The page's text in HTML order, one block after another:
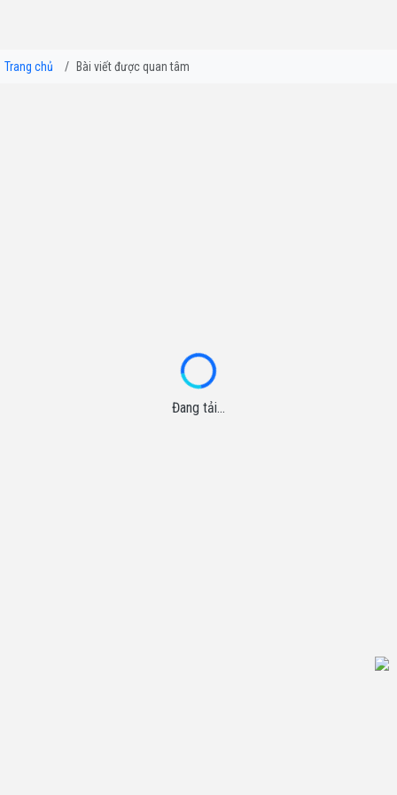
Trang chủ Bài viết được quan tâm
Đang tải...